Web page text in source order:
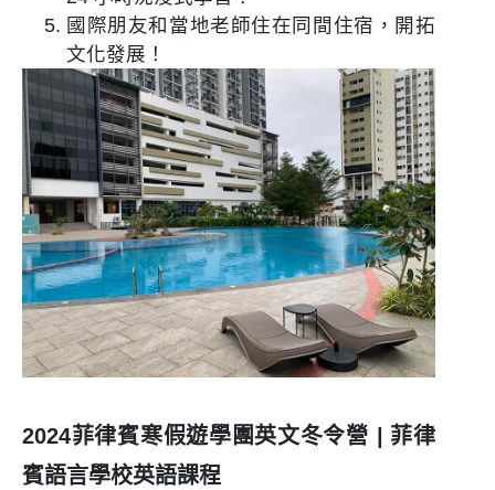
國際朋友和當地老師住在同間住宿，開拓
文化發展！
2024菲律賓寒假遊學團英文冬令營 | 菲律
賓語言學校英語課程